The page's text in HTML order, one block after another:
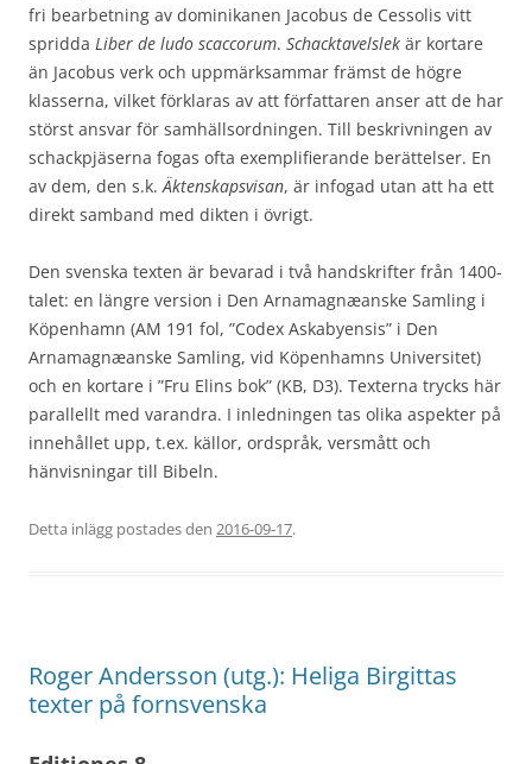
fri bearbetning av dominikanen Jacobus de Cessolis vitt
spridda Liber de ludo scaccorum. Schacktavelslek är kortare
än Jacobus verk och uppmärksammar främst de högre
klasserna, vilket förklaras av att författaren anser att de har
störst ansvar för samhällsordningen. Till beskrivningen av
schackpjäserna fogas ofta exemplifierande berättelser. En
av dem, den s.k.Äktenskapsvisan, är infogad utan att ha ett
direkt samband med dikten i övrigt.
Den svenska texten är bevarad i två handskrifter från 1400-
talet: en längre version i Den Arnamagnæanske Samling i
Köpenhamn (AM 191 fol, ”Codex Askabyensis” i Den
Arnamagnæanske Samling, vid Köpenhamns Universitet)
och en kortare i ”Fru Elins bok” (KB, D3). Texterna trycks här
parallellt med varandra. I inledningen tas olika aspekter på
innehållet upp, t.ex. källor, ordspråk, versmått och
hänvisningar till Bibeln.
Detta inlägg postades den 2016-09-17.
Roger Andersson (utg.): Heliga Birgittas
texter på fornsvenska